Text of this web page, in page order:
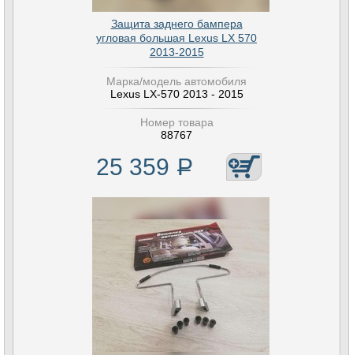
Защита заднего бампера
угловая большая Lexus LX 570
2013-2015
Марка/модель автомобиля
Lexus LX-570 2013 - 2015
Номер товара
88767
25 359 Р